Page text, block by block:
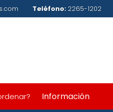
Teléfono: 2265-1202
Información